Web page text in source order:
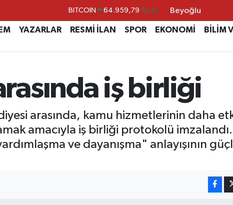
DOLAR 47,7436 %0.18
EURO 55,2510 %0.32
BİST100 13.779 %-14
Beyoğlu
YAZARLAR RESMİ İLAN SPOR EKONOMİ
BİLİM
iş birliği
arasında, kamu hizmetlerinin daha
amacıyla iş birliği protokolü
ve dayanışma" anlayışının